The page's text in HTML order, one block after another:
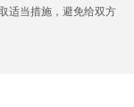
适当措施，避免给双方